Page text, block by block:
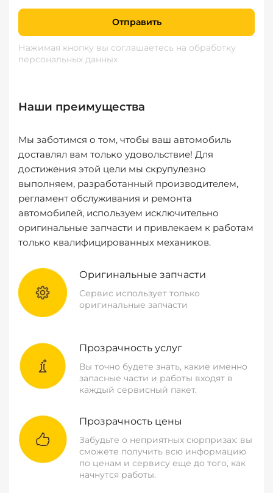
Отправить
Нажимая кнопку вы соглашаетесь на обработку
персональных данных
Наши преимущества
Мы заботимся о том, чтобы ваш автомобиль
доставлял вам только удовольствие! Для
достижения этой цели мы скрупулезно
выполняем, разработанный производителем,
регламент обслуживания и ремонта
автомобилей, используем исключительно
оригинальные запчасти и привлекаем к работам
только квалифицированных механиков.
Оригинальные запчасти
Сервис использует только
оригинальные запчасти
Прозрачность услуг
Вы точно будете знать, какие именно
запасные части и работы входят в
каждый сервисный пакет.
Прозрачность цены
Забудьте о неприятных сюрпризах: вы
сможете получить всю информацию
по ценам и сервису еще до того, как
начнутся работы.